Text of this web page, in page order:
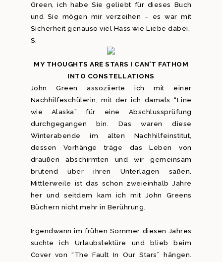
Green, ich habe Sie geliebt für dieses Buch
und Sie mögen mir verzeihen – es war mit
Sicherheit genauso viel Hass wie Liebe dabei.
S.
MY THOUGHTS ARE STARS I CAN’T FATHOM
INTO CONSTELLATIONS
John Green assoziierte ich mit einer
Nachhilfeschülerin, mit der ich damals “Eine
wie Alaska” für eine Abschlussprüfung
durchgegangen bin. Das waren diese
Winterabende im alten Nachhilfeinstitut,
dessen Vorhänge träge das Leben von
draußen abschirmten und wir gemeinsam
brütend über ihren Unterlagen saßen.
Mittlerweile ist das schon zweieinhalb Jahre
her und seitdem kam ich mit John Greens
Büchern nicht mehr in Berührung.
Irgendwann im frühen Sommer diesen Jahres
suchte ich Urlaubslektüre und blieb beim
Cover von “The Fault In Our Stars” hängen.